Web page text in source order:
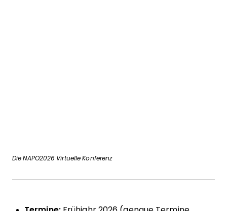
Die NAPO2026 Virtuelle Konferenz